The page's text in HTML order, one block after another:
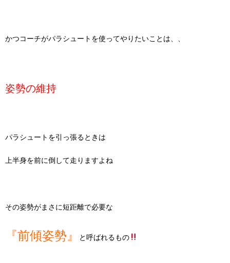
かつコーチがパラシュートを使ってやりたいことは、、
姿勢の維持
パラシュートを引っ張るときは
上半身を前に倒して走りますよね
その姿勢がまさに短距離で必要な
『前傾姿勢』 と呼ばれるもの